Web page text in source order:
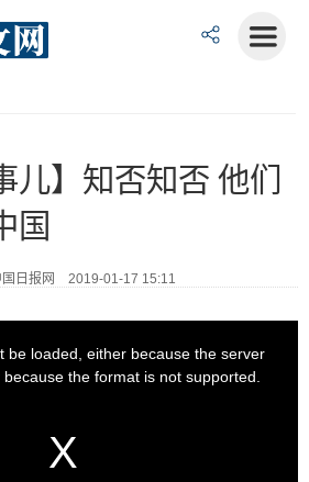
儿】知否知否 他们
国
国日报网 2019-01-17 15:11